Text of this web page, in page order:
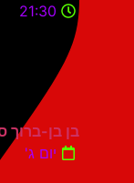
21:30
בן בן-ברוך
יום ג'